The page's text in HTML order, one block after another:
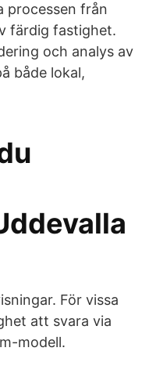
processen från
färdig fastighet.
och analys av
både lokal,
För vissa
att svara via
modell.